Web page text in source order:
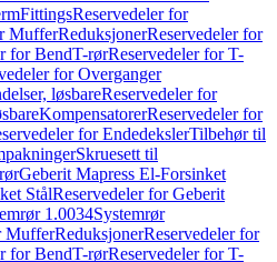
FittingsReservedeler for
MufferReduksjonerReservedeler for
for BendT-rørReservedeler for T-
for Overganger
løsbareReservedeler for
KompensatorerReservedeler for
for EndedekslerTilbehør til
Skruesett til
Geberit Mapress El-Forsinket
StålReservedeler for Geberit
1.0034Systemrør
MufferReduksjonerReservedeler for
for BendT-rørReservedeler for T-